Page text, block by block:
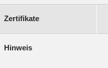
Zertifikate
Hinweis